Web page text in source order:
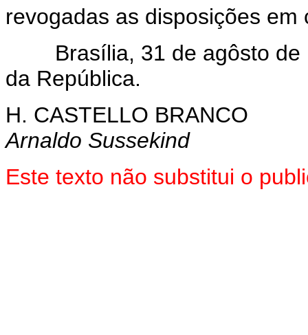
revogadas as disposições em
Brasília, 31 de agôsto de
da República.
H. CASTELLO BRANCO
Arnaldo Sussekind
Este texto não substitui o